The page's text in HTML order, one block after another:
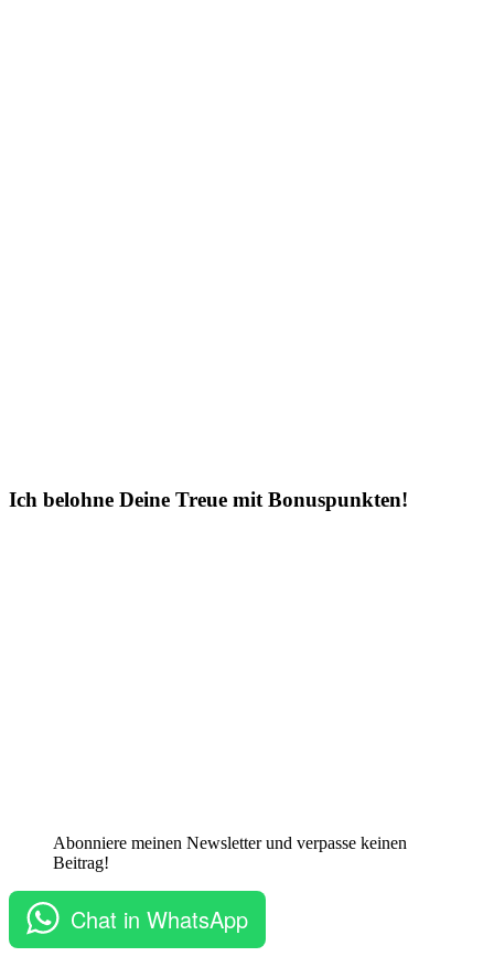
Ich belohne Deine Treue mit Bonuspunkten!
Abonniere meinen Newsletter und verpasse keinen
Beitrag!
Chat in WhatsApp